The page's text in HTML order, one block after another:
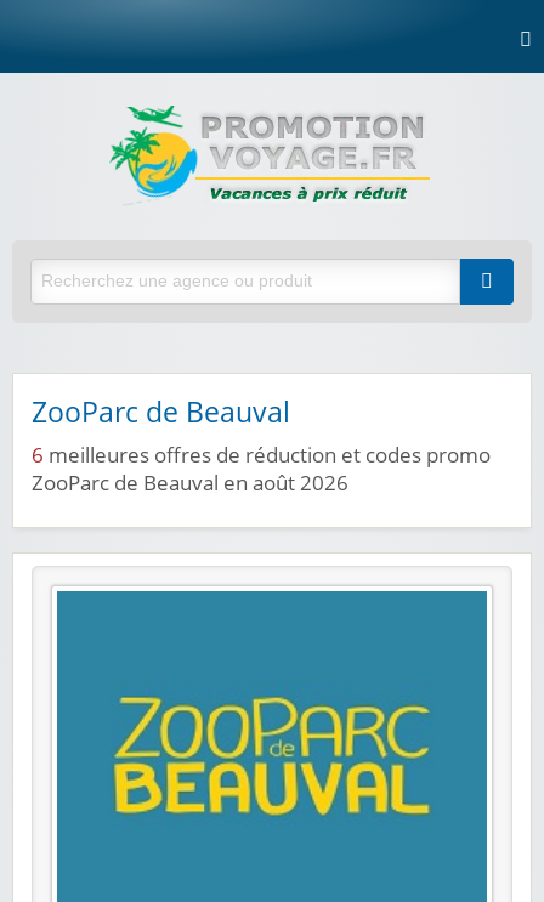
ZooParc de Beauval
6 meilleures offres de réduction et codes promo
ZooParc de Beauval en août 2026